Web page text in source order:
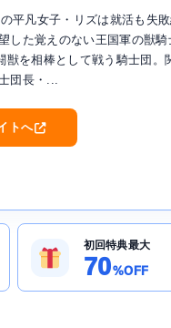
平凡女子・リズは就活も失
した覚えのない王国軍の獣騎
獣を相棒として戦う騎士団。
団長・...
トへ
初回特典最大
70%OFF